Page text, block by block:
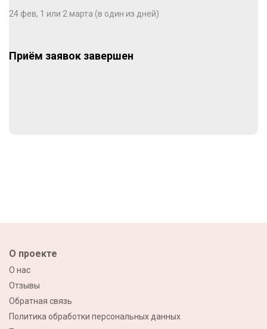
24 фев, 1 или 2 марта (в один из дней)
Приём заявок завершен
О проекте
О нас
Отзывы
Обратная связь
Политика обработки персональных данных